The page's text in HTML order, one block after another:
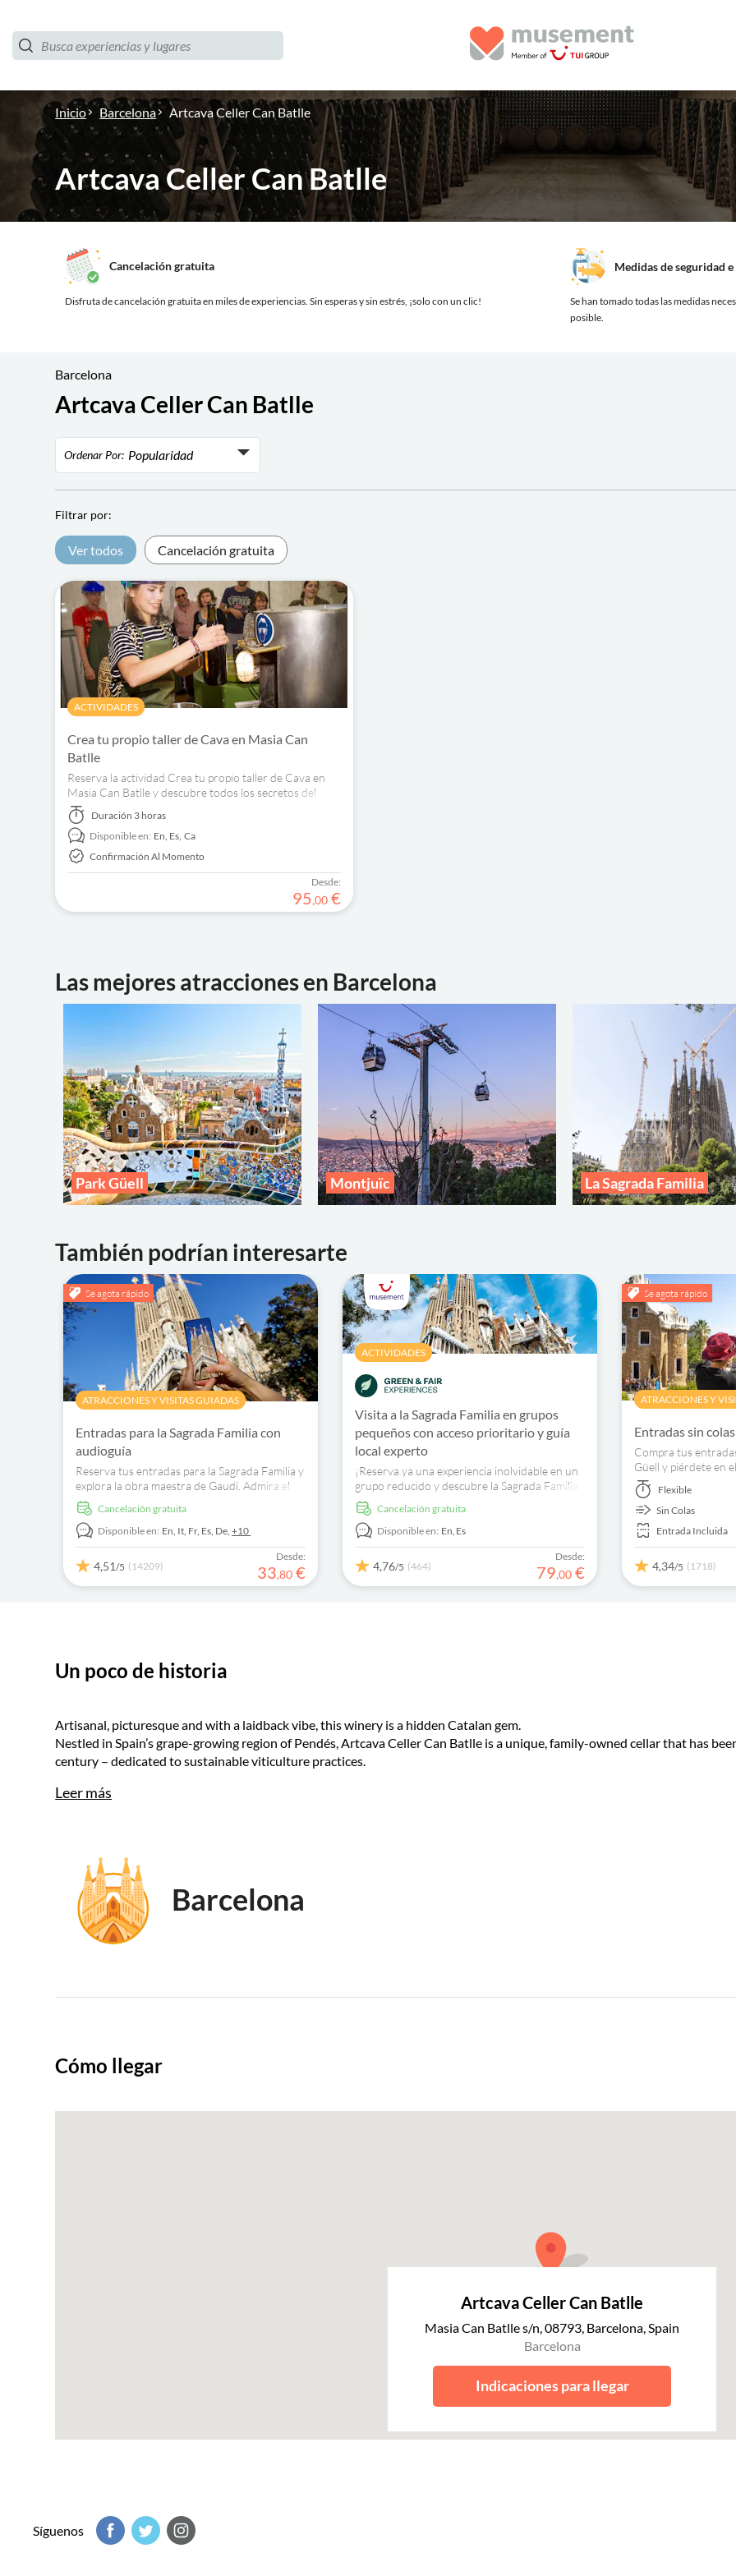
Inicio Barcelona Artcava Celler Can Batlle
Artcava Celler Can Batlle
Cancelación gratuita
Disfruta de cancelación gratuita en miles de experiencias. Sin esperas y sin estrés, ¡solo con un clic!
Medidas de seguridad
Se han tomado todas las medidas
posible.
Barcelona
Artcava Celler Can Batlle
Ordenar Por: Popularidad
Precio más bajo
Precio más alto
Filtrar por:
Ver todos Cancelación gratuita
ACTIVIDADES
Crea tu propio taller de Cava en Masia Can
Batlle
Reserva la actividad Crea tu propio taller de Cava en
Masia Can Batlle y descubre todos los secretos del
Cava, el vino espumoso catalán.
Duración 3 horas
Disponible en: En, Es, Ca
Confirmación Al Momento
Desde:
95,00 €
Las mejores atracciones en Barcelona
Park Güell Montjuïc La Sagrada Familia
También podrían interesarte
Se agota rápido
ATRACCIONES Y VISITAS GUIADAS
Entradas para la Sagrada Familia con
audioguía
Reserva tus entradas para la Sagrada Familia y
explora la obra maestra de Gaudí. Admira el
impresionante interior y disfruta de una
audioguía multilingüe.
cancelación gratuita
Disponible en: En, It, Fr, Es, De,+10
4,51/5 (14209)
Desde:
33,80 €
ACTIVIDADES
Visita a la Sagrada Familia en grupos
pequeños con acceso prioritario y guía
local experto
¡Reserva ya una experiencia inolvidable en un
grupo reducido y descubre la Sagrada Familia
con entradas de acceso prioritario y un guía
experto!cancelación gratuita
Disponible en: En,Es
4,76/5 (464)
Desde:
79,00 €
Se agota rápido
ATRACCIONES Y
Entradas sin
Compra tus
Güell y piérdete en
de Gaudí. ¡Haz tu
las colas!
Flexible
Sin Colas
Entrada Incluida
4,34/5 (1718)
Un poco de historia
Artisanal, picturesque and with a laidback vibe, this winery is a hidden Catalan gem.
Nestled in Spain’s grape-growing region of Pendés, Artcava Celler Can Batlle is a unique, family-owned cellar that has
century – dedicated to sustainable viticulture practices.
Leer más
Barcelona
Cómo llegar
Artcava Celler Can Batlle
Masia Can Batlle s/n, 08793, Barcelona, Spain
Barcelona
Indicaciones para llegar
Síguenos